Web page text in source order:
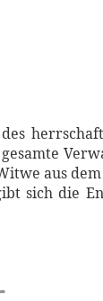
aus
sich die